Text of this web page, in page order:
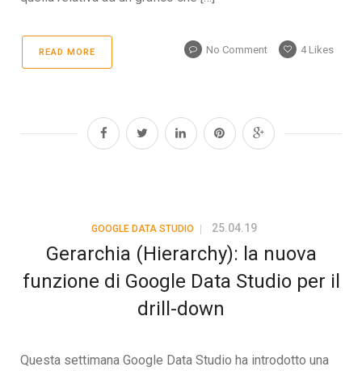
READ MORE No Comment 4Likes
GOOGLE DATA STUDIO 25.04.19
Gerarchia (Hierarchy): la nuova
funzione di Google Data Studio per il
drill-down
Questa settimana Google Data Studio ha introdotto una